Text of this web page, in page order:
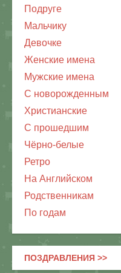
Подруге
Мальчику
Девочке
Женские имена
Мужские имена
С новорожденным
Христианские
C прошедшим
Чёрно-белые
Ретро
На Английском
Родственникам
По годам
ПОЗДРАВЛЕНИЯ >>